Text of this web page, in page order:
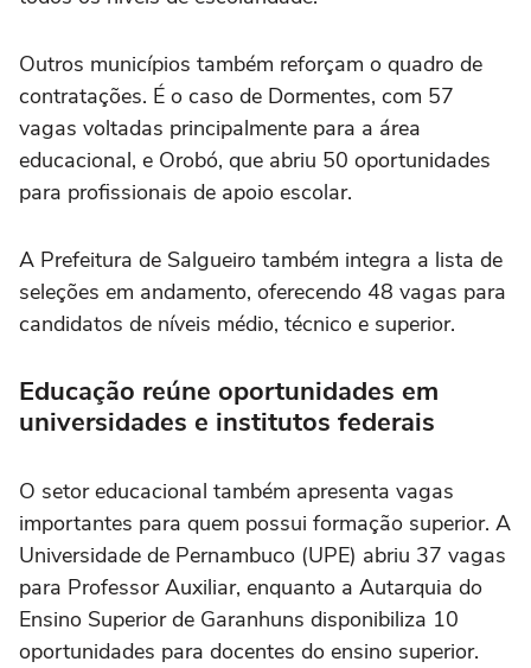
Outros municípios também reforçam o quadro de
contratações. É o caso de Dormentes, com 57
vagas voltadas principalmente para a área
educacional, e Orobó, que abriu 50 oportunidades
para profissionais de apoio escolar.
A Prefeitura de Salgueiro também integra a lista de
seleções em andamento, oferecendo 48 vagas para
candidatos de níveis médio, técnico e superior.
Educação reúne oportunidades em
universidades e institutos federais
O setor educacional também apresenta vagas
importantes para quem possui formação superior. A
Universidade de Pernambuco (UPE) abriu 37 vagas
para Professor Auxiliar, enquanto a Autarquia do
Ensino Superior de Garanhuns disponibiliza 10
oportunidades para docentes do ensino superior.